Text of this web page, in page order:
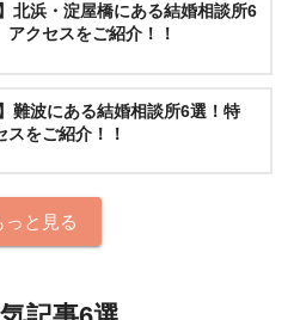
北浜・淀屋橋にある結婚相談所6
クセスをご紹介！！
難波にある結婚相談所6選！特
をご紹介！！
っと見る